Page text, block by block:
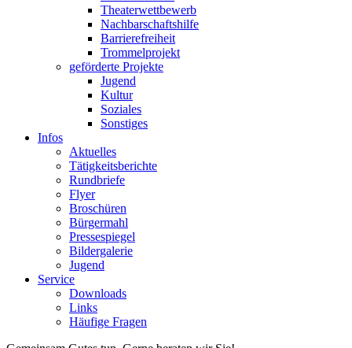
Theaterwettbewerb
Nachbarschaftshilfe
Barrierefreiheit
Trommelprojekt
geförderte Projekte
Jugend
Kultur
Soziales
Sonstiges
Infos
Aktuelles
Tätigkeitsberichte
Rundbriefe
Flyer
Broschüren
Bürgermahl
Pressespiegel
Bildergalerie
Jugend
Service
Downloads
Links
Häufige Fragen